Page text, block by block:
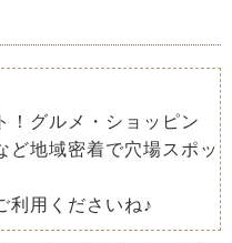
！グルメ・ショッピン
ど地域密着で穴場スポッ
利用くださいね♪